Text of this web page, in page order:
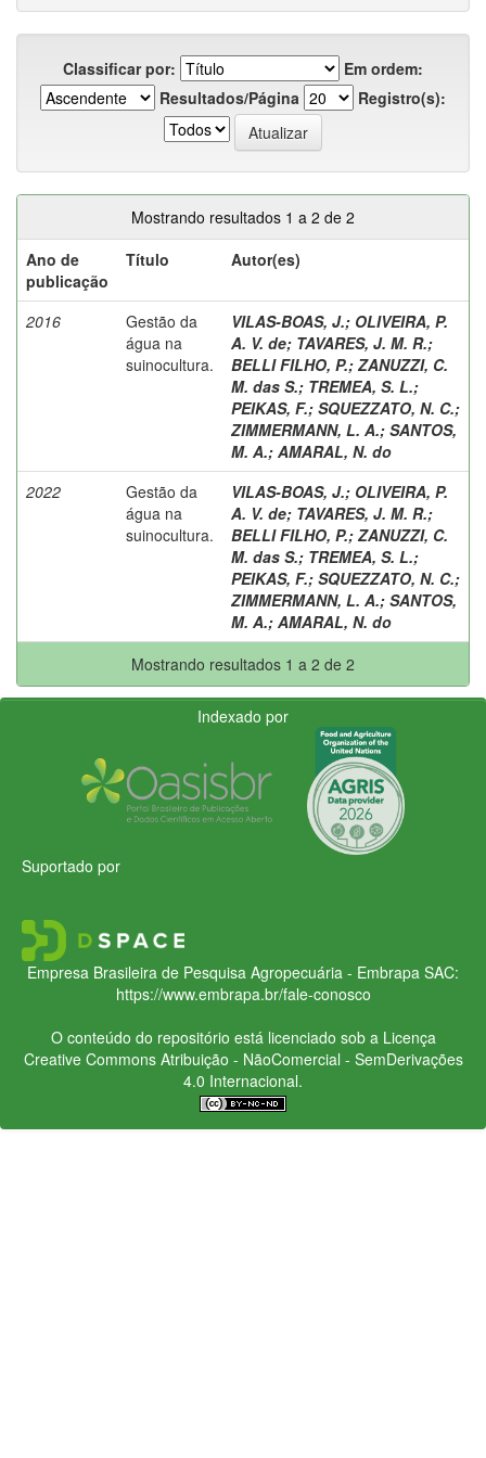
Classificar por:
Em ordem:
Resultados/Página
Registro(s):
Mostrando resultados 1 a 2 de 2
Ano de
publicação
Título Autor(es)
2016
Gestão da
água na
suinocultura.
VILAS-BOAS, J.; OLIVEIRA, P.
A. V. de; TAVARES, J. M. R.;
BELLI FILHO, P.; ZANUZZI, C.
M. das S.; TREMEA, S. L.;
PEIKAS, F.; SQUEZZATO, N. C.;
ZIMMERMANN, L. A.; SANTOS,
M. A.; AMARAL, N. do
2022
Gestão da
água na
suinocultura.
VILAS-BOAS, J.; OLIVEIRA, P.
A. V. de; TAVARES, J. M. R.;
BELLI FILHO, P.; ZANUZZI, C.
M. das S.; TREMEA, S. L.;
PEIKAS, F.; SQUEZZATO, N. C.;
ZIMMERMANN, L. A.; SANTOS,
M. A.; AMARAL, N. do
Mostrando resultados 1 a 2 de 2
Indexado por
Suportado por
Empresa Brasileira de Pesquisa Agropecuária - Embrapa SAC:
https://www.embrapa.br/fale-conosco
O conteúdo do repositório está licenciado sob a Licença
Creative CommonsAtribuição - NãoComercial - SemDerivações
4.0 Internacional.